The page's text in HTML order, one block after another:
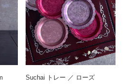
Suchai トレー ／ ローズ